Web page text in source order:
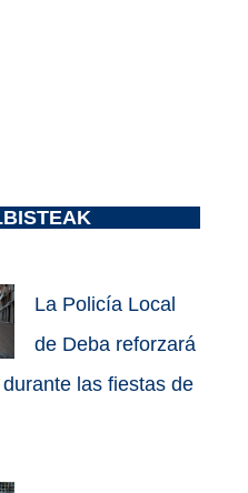
La Policía Local
de Deba reforzará
las fiestas de